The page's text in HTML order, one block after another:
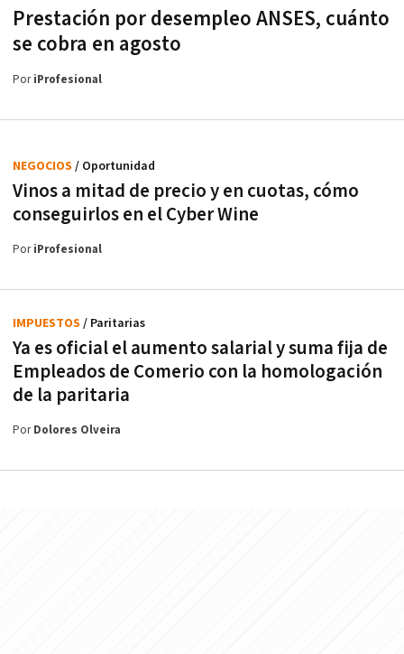
Prestación por desempleo ANSES, cuánto
se cobra en agosto
PoriProfesional
Vinos a mitad de precio y en cuotas, cómo
conseguirlos en el Cyber Wine
NEGOCIOS / Oportunidad
PoriProfesional
Ya es oficial el aumento salarial y suma fija de
Empleados de Comerio con la homologación
de la paritaria
IMPUESTOS / Paritarias
PorDolores Olveira